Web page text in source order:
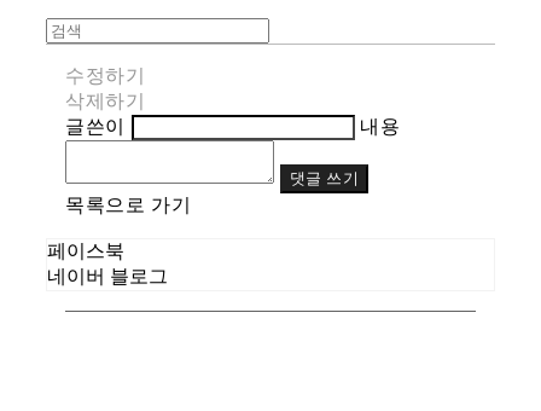
수정하기
삭제하기
글쓴이
내용
댓글 쓰기
목록으로 가기
페이스북
네이버 블로그